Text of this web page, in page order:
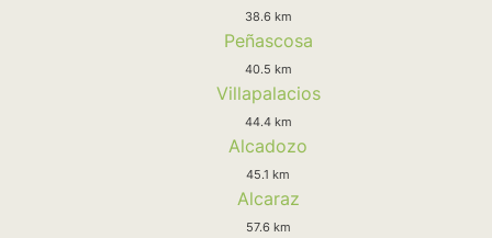
38.6 km
Peñascosa
40.5 km
Villapalacios
44.4 km
Alcadozo
45.1 km
Alcaraz
57.6 km